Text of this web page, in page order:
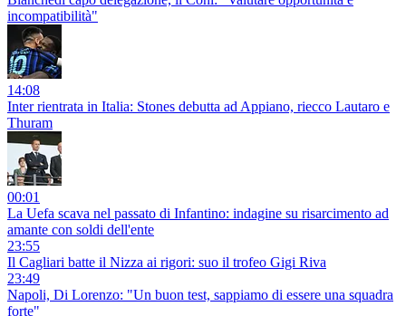
incompatibilità"
14:08
Inter rientrata in Italia: Stones debutta ad Appiano, riecco Lautaro e
Thuram
00:01
La Uefa scava nel passato di Infantino: indagine su risarcimento ad
amante con soldi dell'ente
23:55
Il Cagliari batte il Nizza ai rigori: suo il trofeo Gigi Riva
23:49
Napoli, Di Lorenzo: "Un buon test, sappiamo di essere una squadra
forte"